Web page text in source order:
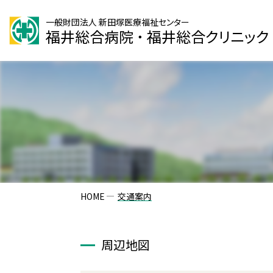
一般財団法人 新田塚医療福祉センター
福井総合病院 ・ 福井総合クリニック
HOME 交通案内
周辺地図